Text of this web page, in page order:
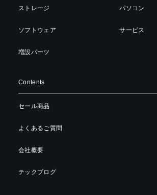
ストレージ
ソフトウェア
増設パーツ
パソコン
サービス
Contents
セール商品
よくあるご質問
会社概要
テックブログ